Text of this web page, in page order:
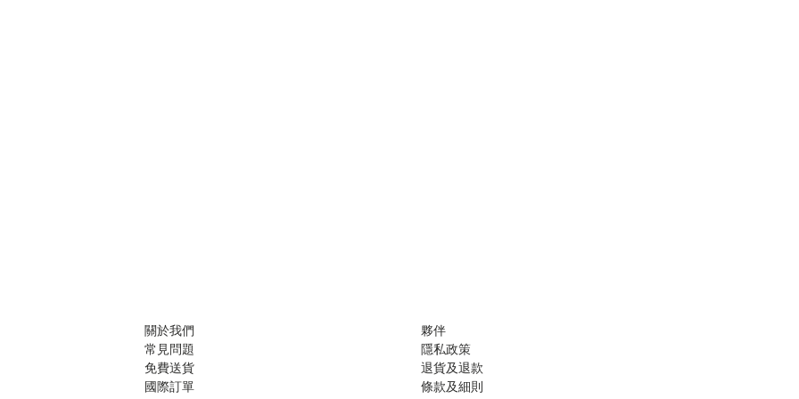
關於我們
常見問題
免費送貨
國際訂單
夥伴
隱私政策
退貨及退款
條款及細則